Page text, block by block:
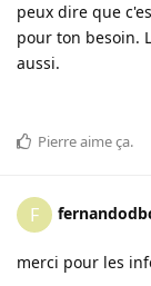
peux dire que
pour ton besoin.
aussi.
Pierreaime ça.
F
merci pour les